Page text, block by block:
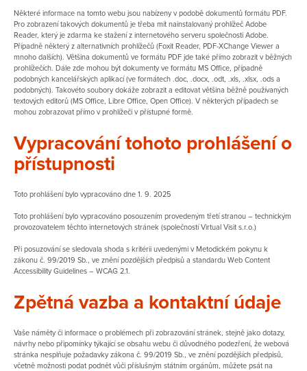
Některé informace na tomto webu jsou nabízeny v podobě dokumentů formátu PDF.
Pro zobrazení takových dokumentů je třeba mít nainstalovaný prohlížeč Adobe
Reader, který je zdarma ke stažení z internetového serveru společnosti Adobe.
Případně některý z alternativních prohlížečů (Foxit Reader, PDF-XChange Viewer a
mnoho dalších). Většina dokumentů ve formátu PDF jde také přímo zobrazit v běžných
prohlížečích. Dále zde mohou být dokumenty ve formátu MS Office, případně
podobných kancelářských aplikací (ve formátech .doc, .docx, .odt, .xls, .xlsx, .ods a
podobných). Takovéto soubory dokáže zobrazit a editovat většina běžně používaných
textových editorů (MS Office, Libre Office, Open Office). V některých případech se
mohou zobrazovat přímo v prohlížeči v přístupné formě.
Vypracování tohoto prohlášení o
přístupnosti
Toto prohlášení bylo vypracováno dne 1. 9. 2025
Toto prohlášení bylo vypracováno posouzením provedeným třetí stranou – technickým
provozovatelem těchto internetových stránek (společností Virtual Visit s.r.o.)
Při posuzování se sledovala shoda s kritérii uvedenými v Metodickém pokynu k
zákonu č. 99/2019 Sb., ve znění pozdějších předpisů a standardu Web Content
Accessibility Guidelines – WCAG 2.1.
Zpětná vazba a kontaktní údaje
Vaše náměty či informace o problémech při zobrazování stránek, stejně jako dotazy,
návrhy nebo připomínky týkající se obsahu webu či důvodného podezření, že webová
stránka nesplňuje požadavky zákona č. 99/2019 Sb., ve znění pozdějších předpisů,
včetně možnosti podat podnět vůči příslušným státním orgánům, můžete psát na